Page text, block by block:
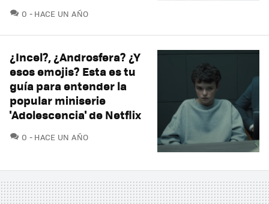
0 COMENTARIOS
HACE UN AÑO
¿Incel?, ¿Androsfera? ¿Y
esos emojis? Esta es tu
guía para entender la
popular miniserie
'Adolescencia' de Netflix
0 COMENTARIOS
HACE UN AÑO